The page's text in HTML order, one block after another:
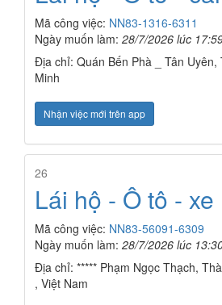
Mã công việc: NN83-1316-6311
Ngày muốn làm: 28/7/2026 lúc
Địa chỉ: Quán Bến Phà _ Tân Uyên,
Minh
Nhận việc mới trên app
26
Lái hộ - Ô tô -
Mã công việc: NN83-56091-6309
Ngày muốn làm: 28/7/2026 lúc
Địa chỉ: ***** Phạm Ngọc Thạch,
, Việt Nam